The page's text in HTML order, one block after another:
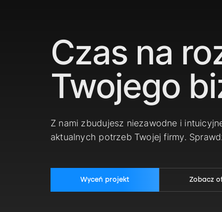
Czas na
Twojego
Z nami zbudujesz niezawodne i
aktualnych potrzeb Twojej firmy.
Wyceń projekt Zobacz